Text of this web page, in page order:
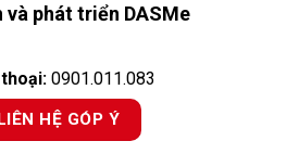
và phát triển DASMe
0901.011.083
HỆ GÓP Ý